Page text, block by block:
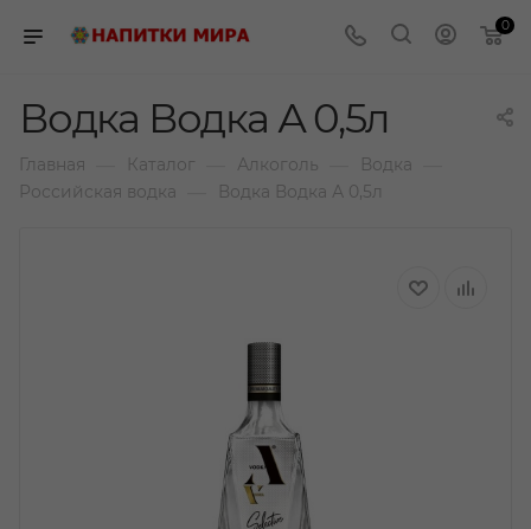
0
Водка Водка А 0,5л
Главная Каталог Алкоголь Водка
Российская водка Водка Водка А 0,5л